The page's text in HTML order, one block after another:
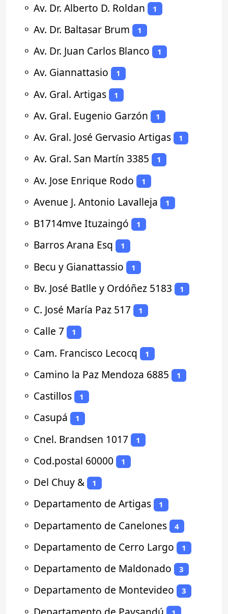
⚬ Av. Dr. Alberto D. Roldan 1
⚬ Av. Dr. Baltasar Brum 1
⚬ Av. Dr. Juan Carlos Blanco 1
⚬ Av. Giannattasio 1
⚬ Av. Gral. Artigas 1
⚬ Av. Gral. Eugenio Garzón 1
⚬ Av. Gral. José Gervasio Artigas 1
⚬ Av. Gral. San Martín 3385 1
⚬ Av. Jose Enrique Rodo 1
⚬ Avenue J. Antonio Lavalleja 1
⚬ B1714mve Ituzaingó 1
⚬ Barros Arana Esq 1
⚬ Becu y Gianattassio 1
⚬ Bv. José Batlle y Ordóñez 5183 1
⚬ C. José María Paz 517 1
⚬ Calle 7 1
⚬ Cam. Francisco Lecocq 1
⚬ Camino la Paz Mendoza 6885 1
⚬ Castillos 1
⚬ Casupá 1
⚬ Cnel. Brandsen 1017 1
⚬ Cod.postal 60000 1
⚬ Del Chuy & 1
⚬ Departamento de Artigas 1
⚬ Departamento de Canelones 4
⚬ Departamento de Cerro Largo 1
⚬ Departamento de Maldonado 3
⚬ Departamento de Montevideo 3